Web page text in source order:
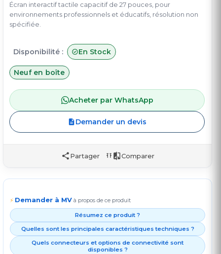
Écran interactif tactile capacitif de 27 pouces, pour
environnements professionnels et éducatifs, résolution non
spécifiée.
Disponibilité : En Stock
Neuf en boîte
Acheter par WhatsApp
Demander un devis
Partager Comparer
⚡ Demander à MV à propos de ce produit
Résumez ce produit ?
Quelles sont les principales caractéristiques techniques ?
Quels connecteurs et options de connectivité sont
disponibles ?